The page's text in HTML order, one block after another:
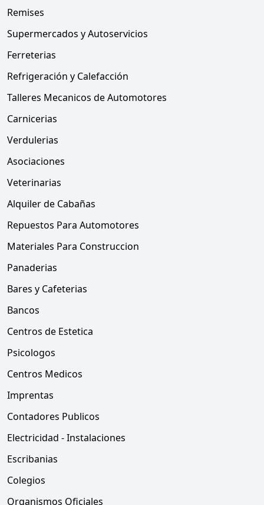
Remises
Supermercados y Autoservicios
Ferreterias
Refrigeración y Calefacción
Talleres Mecanicos de Automotores
Carnicerias
Verdulerias
Asociaciones
Veterinarias
Alquiler de Cabañas
Repuestos Para Automotores
Materiales Para Construccion
Panaderias
Bares y Cafeterias
Bancos
Centros de Estetica
Psicologos
Centros Medicos
Imprentas
Contadores Publicos
Electricidad - Instalaciones
Escribanias
Colegios
Organismos Oficiales